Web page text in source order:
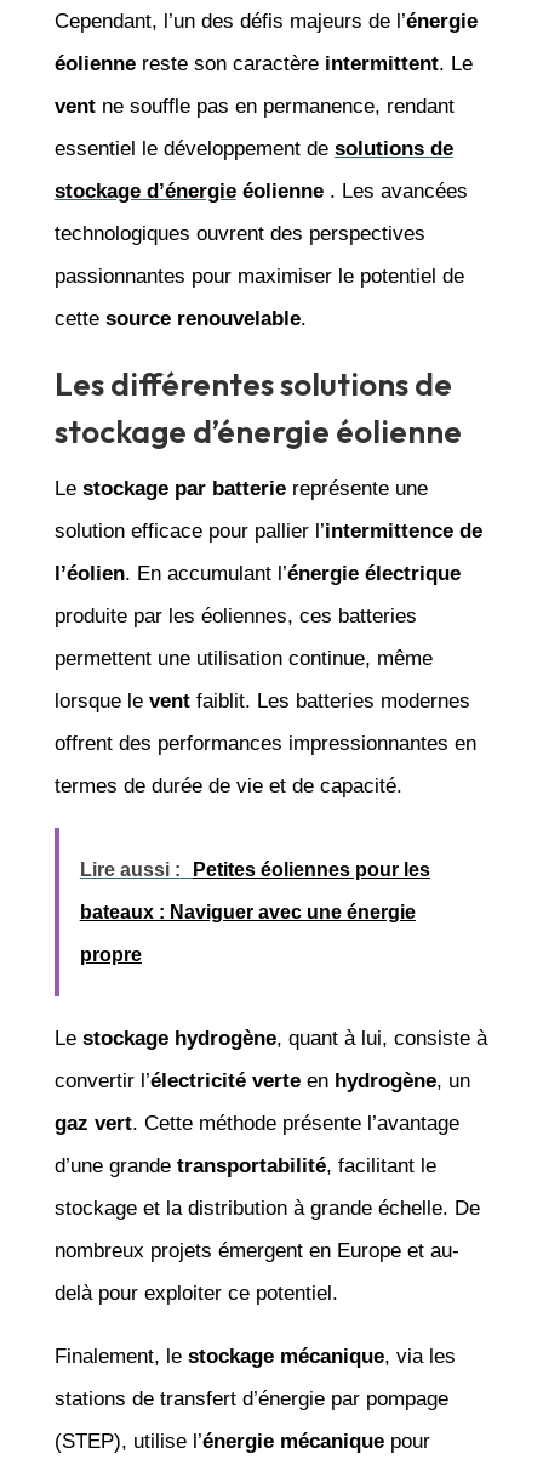
Cependant, l’un des défis majeurs de l’énergie
éoliennereste son caractère intermittent. Le
vent ne souffle pas en permanence, rendant
essentiel le développement de solutions de
stockage d’énergie éolienne . Les avancées
technologiques ouvrent des perspectives
passionnantes pour maximiser le potentiel de
cette source renouvelable.
Les différentes solutions de
stockage d’énergie éolienne
Le stockage par batteriereprésente une
solution efficace pour pallier l’intermittence de
l’éolien. En accumulant l’énergie électrique
produite par les éoliennes, ces batteries
permettent une utilisation continue, même
lorsque le ventfaiblit. Les batteries modernes
offrent des performances impressionnantes en
termes de durée de vie et de capacité.
Lire aussi : Petites éoliennes pour les
bateaux : Naviguer avec une énergie
propre
Le stockage hydrogène, quant à lui, consiste à
convertir l’électricité verteen hydrogène, un
gaz vert. Cette méthode présente l’avantage
d’une grande transportabilité, facilitant le
stockage et la distribution à grande échelle. De
nombreux projets émergent en Europe et au-
delà pour exploiter ce potentiel.
Finalement, le stockage mécanique, via les
stations de transfert d’énergie par pompage
(STEP), utilise l’énergie mécaniquepour